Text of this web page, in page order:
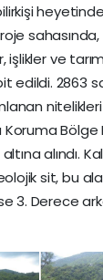
işlikler ve
edildi. 2863
nitelikleri
Koruma
alındı.
sit, bu
3. Derece